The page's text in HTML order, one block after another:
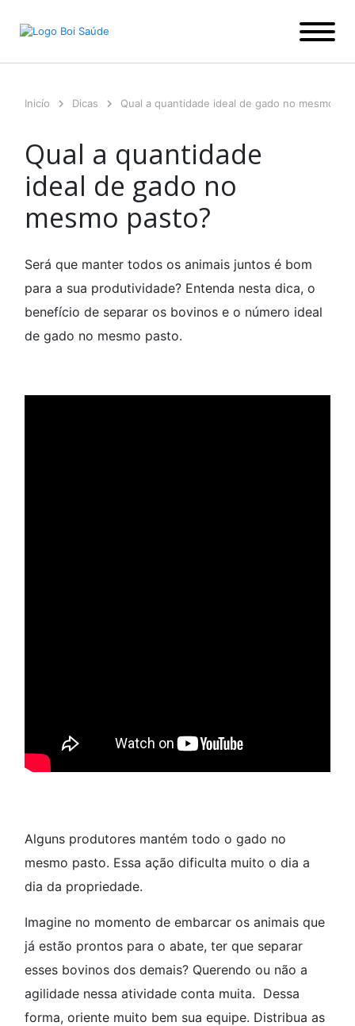
para
Inicío Dicas Qual a quantidade ideal de gado no mesmo
Qual a quantidade
ideal de gado no
mesmo pasto?
Será que manter todos os animais juntos é bom
para a sua produtividade? Entenda nesta dica, o
benefício de separar os bovinos e o número ideal
de gado no mesmo pasto.
Alguns produtores mantém todo o gado no
mesmo pasto. Essa ação dificulta muito o dia a
dia da propriedade.
Imagine no momento de embarcar os animais que
já estão prontos para o abate, ter que separar
esses bovinos dos demais? Querendo ou não a
agilidade nessa atividade conta muita. Dessa
forma, oriente muito bem sua equipe. Distribua as